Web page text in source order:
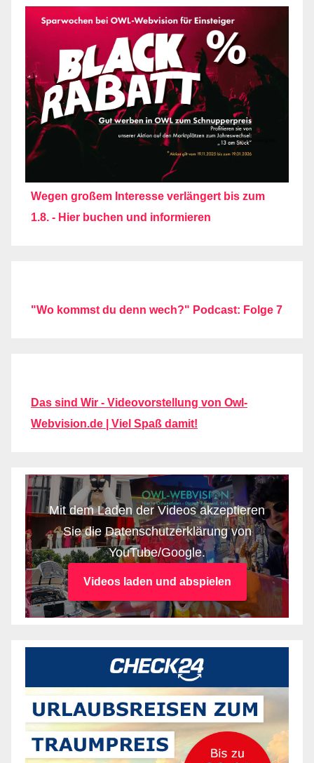
Wegen großem Interesse verlängert bis zum
1.8. - Hier buchen und informieren
"Wo kommst du denn wech?" Podcast: Folge 7
Das sind Wir - Videovorstellung von Owl-
Webvision.de | Viel Spaß damit!
Mit dem Laden der Videos akzeptieren
Sie die Datenschutzerklärung von
YouTube/Google.
Videos laden und abspielen